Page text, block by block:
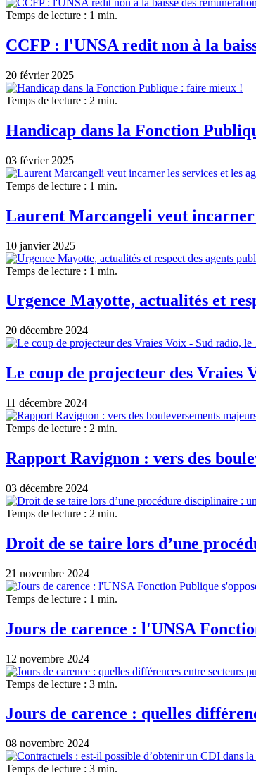
Temps de lecture : 1 min.
CCFP : l'UNSA redit non à la
20 février 2025
Temps de lecture : 2 min.
Handicap dans la Fonction
03 février 2025
Temps de lecture : 1 min.
Laurent Marcangeli veut incarner
10 janvier 2025
Temps de lecture : 1 min.
Urgence Mayotte, actualités et
20 décembre 2024
Le coup de projecteur des Vraies
11 décembre 2024
Temps de lecture : 2 min.
Rapport Ravignon : vers des
03 décembre 2024
Temps de lecture : 2 min.
Droit de se taire lors d’une
21 novembre 2024
Temps de lecture : 1 min.
Jours de carence : l'UNSA
12 novembre 2024
Temps de lecture : 3 min.
Jours de carence : quelles
08 novembre 2024
Temps de lecture : 3 min.